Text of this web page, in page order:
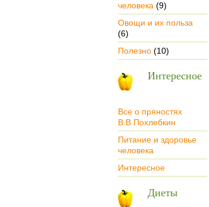
человека (9)
Овощи и их польза
(6)
Полезно(10)
Интересное
Все о пряностях
В.В.Похлебкин
Питание и здоровье
человека
Интересное
Диеты